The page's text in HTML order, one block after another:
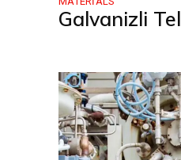
Galvanizli Tel